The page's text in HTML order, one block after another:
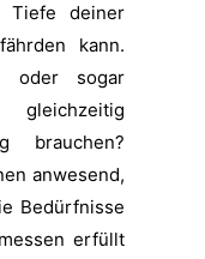
Tiefe deiner
kann.
oder sogar
brauchen?
anwesend,
Bedürfnisse
erfüllt